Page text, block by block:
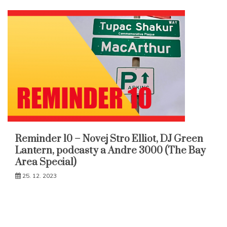
Reminder 10 – Novej Stro Elliot, DJ Green
Lantern, podcasty a Andre 3000 (The Bay
Area Special)
25. 12. 2023